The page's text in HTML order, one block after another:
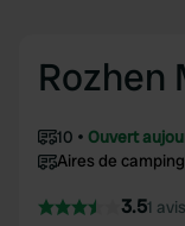
Rozhen
10
Ouvert
Aires de
3.51 avis